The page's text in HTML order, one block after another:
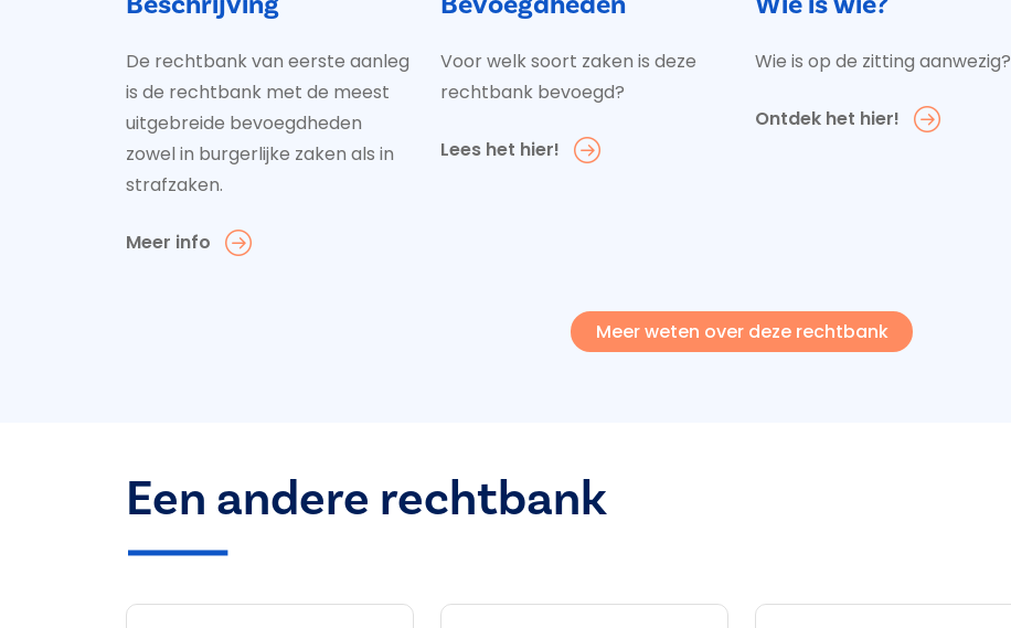
De rechtbank van eerste aanleg
is de rechtbank met de meest
uitgebreide bevoegdheden
zowel in burgerlijke zaken als in
strafzaken.
Meer info
Voor welk soort zaken is deze
rechtbank bevoegd?
Lees het hier!
Wie is op de zitting aanwezig?
Ontdek het hier!
Meer weten over deze rechtbank
Een andere rechtbank